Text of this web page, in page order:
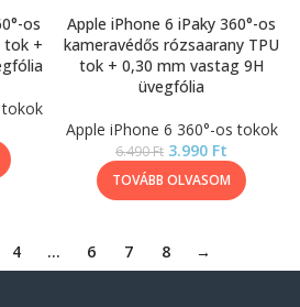
os
tok +
tokok
Apple iPhone 6 iPaky 360°-os
kameravédős rózsaarany TPU
tok + 0,30 mm vastag 9H
üvegfólia
Apple iPhone 6 360°-os tokok
6.490Ft 3.990 Ft
TOVÁBB OLVASOM
4 … 6 7 8 →